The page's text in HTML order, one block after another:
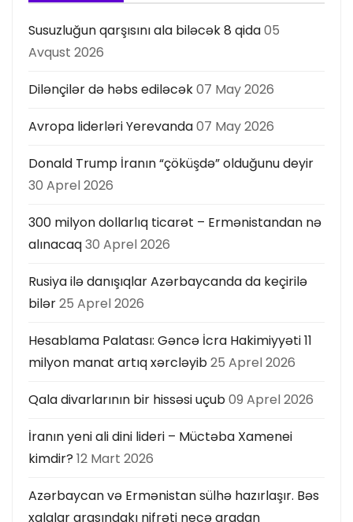
s
ı
Susuzluğun qarşısını ala biləcək 8 qida05
Avqust 2026
Dilənçilər də həbs ediləcək07 May 2026
Avropa liderləri Yerevanda07 May 2026
Donald Trump İranın “çöküşdə” olduğunu deyir
30 Aprel 2026
300 milyon dollarlıq ticarət – Ermənistandan nə
alınacaq30 Aprel 2026
Rusiya ilə danışıqlar Azərbaycanda da keçirilə
bilər25 Aprel 2026
Hesablama Palatası: Gəncə İcra Hakimiyyəti 11
milyon manat artıq xərcləyib25 Aprel 2026
Qala divarlarının bir hissəsi uçub09 Aprel 2026
İranın yeni ali dini lideri – Müctəba Xamenei
kimdir? 12 Mart 2026
Azərbaycan və Ermənistan sülhə hazırlaşır. Bəs
xalqlar arasındakı nifrəti necə aradan